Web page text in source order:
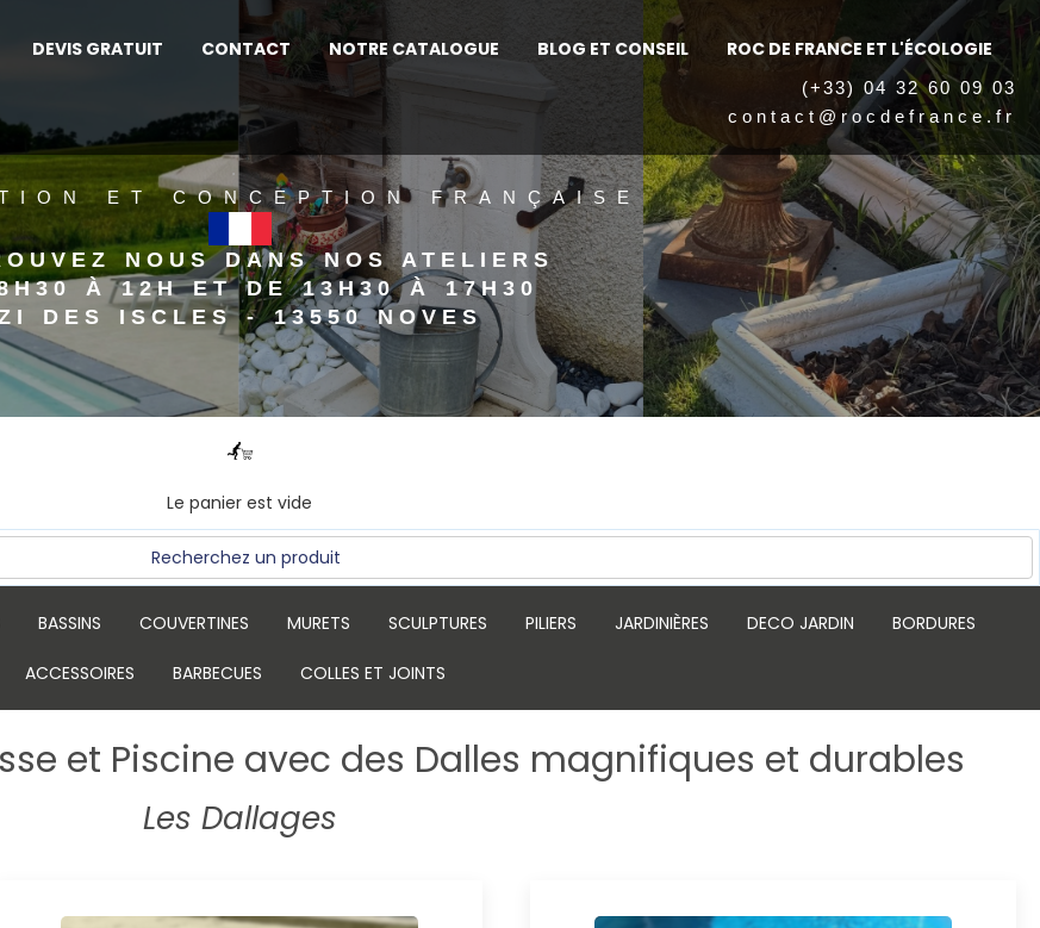
DEVIS GRATUIT CONTACT NOTRE CATALOGUE BLOG ET CONSEIL ROC DE FRANCE ET L'ÉCOLOGIE
(+33) 04 32 60 09 03
contact@rocdefrance.fr
.
ET CONCEPTION FRANÇAISE
NOUS DANS NOS ATELIERS
À 12H ET DE 13H30 À 17H30
DES ISCLES - 13550 NOVES
Le panier est vide
BASSINS COUVERTINES MURETS SCULPTURES PILIERS JARDINIÈRES DECO JARDIN BORDURES
ACCESSOIRES BARBECUES COLLES ET JOINTS
et Piscine avec des Dalles magnifiques et durables
Les Dallages